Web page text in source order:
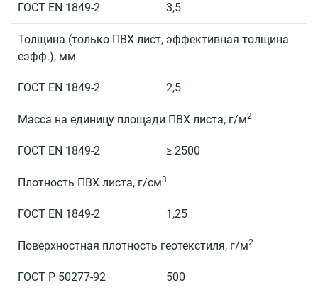
ГОСТ EN 1849-2 3,5
Толщина (только ПВХ лист, эффективная толщина
eэфф.), мм
ГОСТ EN 1849-2 2,5
Масса на единицу площади ПВХ листа, г/м2
ГОСТ EN 1849-2 ≥ 2500
Плотность ПВХ листа, г/см3
ГОСТ EN 1849-2 1,25
Поверхностная плотность геотекстиля, г/м2
ГОСТ Р 50277-92 500